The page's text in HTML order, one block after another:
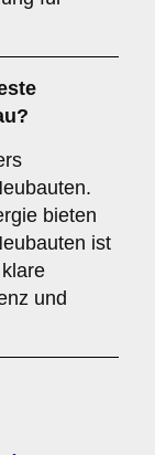
bieten
ist
und